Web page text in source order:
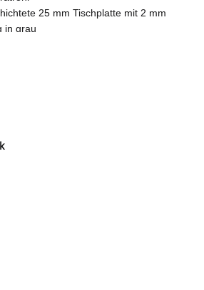
25 mm Tischplatte mit 2 mm
in grau
nach EN-Norm 527-1